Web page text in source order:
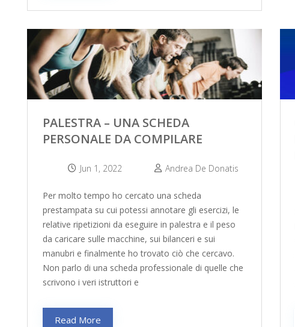
PALESTRA – UNA SCHEDA
PERSONALE DA COMPILARE
Jun 1, 2022 Andrea De Donatis
Per molto tempo ho cercato una scheda
prestampata su cui potessi annotare gli esercizi, le
relative ripetizioni da eseguire in palestra e il peso
da caricare sulle macchine, sui bilanceri e sui
manubri e finalmente ho trovato ciò che cercavo.
Non parlo di una scheda professionale di quelle che
scrivono i veri istruttori e
Read More